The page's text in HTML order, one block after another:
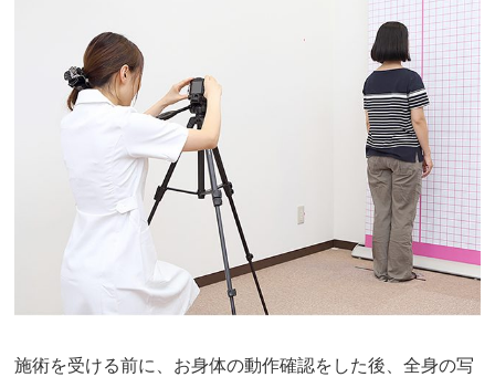
施術を受ける前に、お身体の動作確認をした後、全身の写